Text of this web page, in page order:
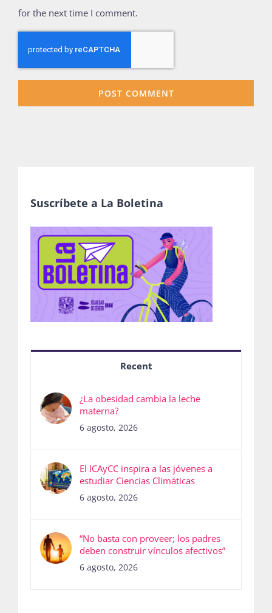
for the next time I comment.
Suscríbete a La Boletina
Recent
¿La obesidad cambia la leche
materna?
6 agosto, 2026
El ICAyCC inspira a las jóvenes a
estudiar Ciencias Climáticas
6 agosto, 2026
“No basta con proveer; los padres
deben construir vínculos afectivos”
6 agosto, 2026